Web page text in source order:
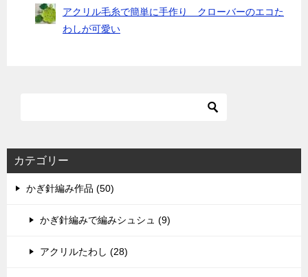
アクリル毛糸で簡単に手作り クローバーのエコた
わしが可愛い
カテゴリー
かぎ針編み作品 (50)
かぎ針編みで編みシュシュ (9)
アクリルたわし (28)